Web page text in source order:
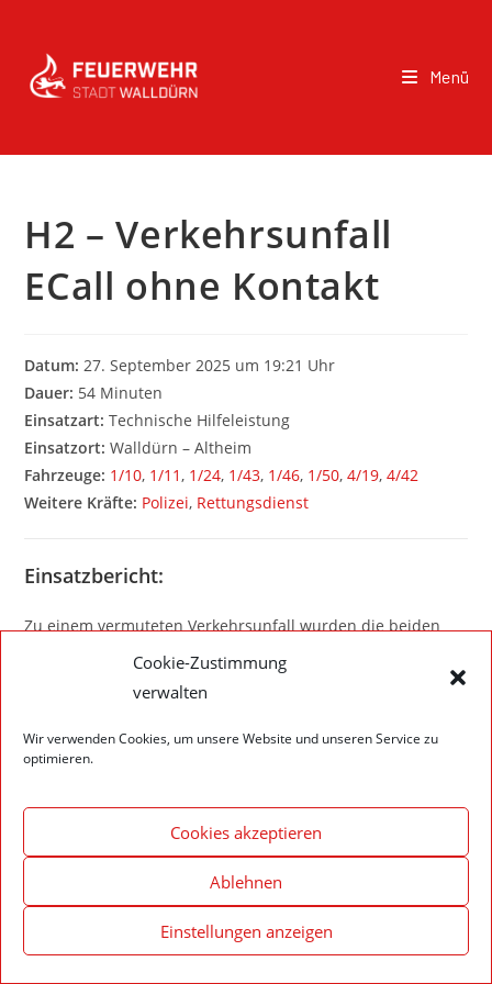
Cookie-Zustimmung
verwalten
Wir verwenden Cookies, um unsere Website und unseren Service zu
optimieren.
Cookies akzeptieren
Ablehnen
Einstellungen anzeigen
Menü
H2 – Verkehrsunfall
ECall ohne Kontakt
Datum: 27. September 2025 um 19:21 Uhr
Dauer: 54 Minuten
Einsatzart: Technische Hilfeleistung
Einsatzort: Walldürn – Altheim
Fahrzeuge: 1/10, 1/11, 1/24, 1/43, 1/46, 1/50,4/19,4/42
Weitere Kräfte: Polizei, Rettungsdienst
Einsatzbericht:
Zu einem vermuteten Verkehrsunfall wurden die beiden
Abteilungswehren Altheim und Walldürn alarmiert.
Auslösegrund war ein Smartphone, das eigenständig einen
Smartphones telefonisch durch die Rettungsleitstelle
erreicht wurde, konnten alle Einsatzkräfte den Einsatz
© 2020 Feuerwehr Walldürn